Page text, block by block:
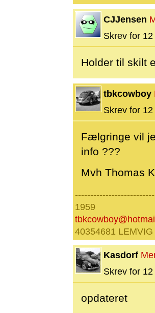
CJJensen
Skrev for
Holder til skilt
tbkcowboy
Skrev for
Fælgringe vil
info ???
Mvh Thomas
1959
40354681 LEMVIG
Kasdorf
Skrev for
opdateret